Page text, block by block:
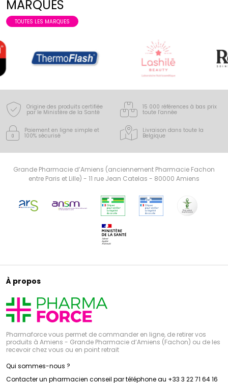
MARQUES
TOUTES LES MARQUES
Origine des produits certifiée
par le Ministère de la Santé
15 000 références à bas prix
toute l’année
Paiement en ligne simple et
100% sécurisé
Livraison dans toute la
Belgique
Grande Pharmacie d’Amiens (anciennement Pharmacie Fachon
entre Paris et Lille) - 11 rue Jean Catelas - 80000 Amiens
À propos
Pharmaforce vous permet de commander en ligne, de retirer vos
produits à Amiens - Grande Pharmacie d’Amiens (Fachon) ou de les
recevoir chez vous ou en point retrait
Qui sommes-nous ?
Contacter un pharmacien conseil par téléphone au +33 3 22 71 64 16